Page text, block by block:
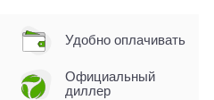
Удобно оплачивать
Официальный
диллер